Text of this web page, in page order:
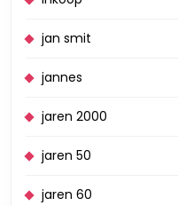
jan smit
jannes
jaren 2000
jaren 50
jaren 60